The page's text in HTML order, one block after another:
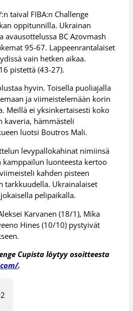
taival FIBA:n Challenge
oppitunnilla. Ukrainan
avausottelussa BC Azovmash
95-67. Lappeenrantalaiset
vain hetken aikaa.
pistettä (43-27).
hyvin. Toisella puoliajalla
ja viimeistelemään korin
Meillä ei yksinkertaisesti koko
kaveria, hämmästeli
luotsi Boutros Mali.
levypallokahinat nimiinsä
kamppailun luonteesta kertoo
kahden pisteen
tarkkuudella. Ukrainalaiset
pelipaikalla.
Karvanen (18/1), Mika
Hines (10/10) pystyivät
Cupista löytyy osoitteesta
.